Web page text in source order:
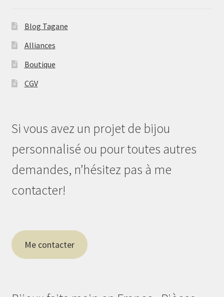
Blog Tagane
Alliances
Boutique
CGV
Si vous avez un projet de bijou
personnalisé ou pour toutes autres
demandes, n’hésitez pas à me
contacter!
Me contacter